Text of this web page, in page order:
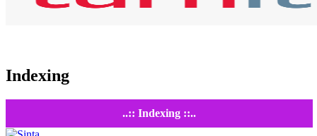
Indexing
..:: Indexing ::..